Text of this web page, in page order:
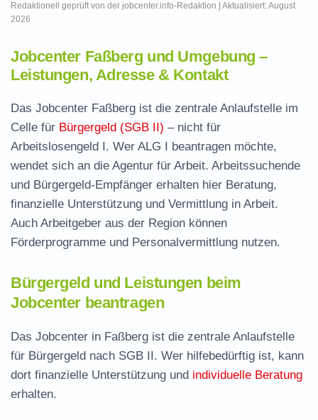
Redaktionell geprüft von der jobcenter.info-Redaktion | Aktualisiert: August
2026
Jobcenter Faßberg und Umgebung –
Leistungen, Adresse & Kontakt
Das Jobcenter Faßberg ist die zentrale Anlaufstelle im
Celle für Bürgergeld (SGB II) – nicht für
Arbeitslosengeld I. Wer ALG I beantragen möchte,
wendet sich an die Agentur für Arbeit. Arbeitssuchende
und Bürgergeld-Empfänger erhalten hier Beratung,
finanzielle Unterstützung und Vermittlung in Arbeit.
Auch Arbeitgeber aus der Region können
Förderprogramme und Personalvermittlung nutzen.
Bürgergeld und Leistungen beim
Jobcenter beantragen
Das Jobcenter in Faßberg ist die zentrale Anlaufstelle
für Bürgergeld nach SGB II. Wer hilfebedürftig ist, kann
dort finanzielle Unterstützung und individuelle Beratung
erhalten.